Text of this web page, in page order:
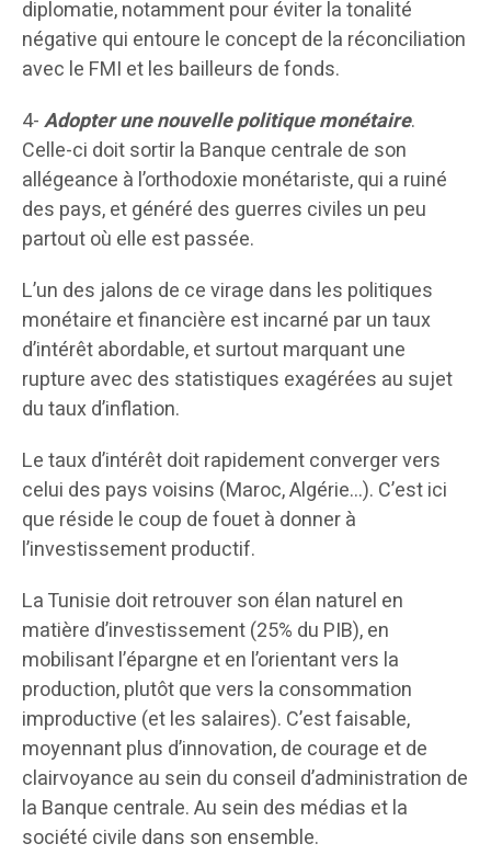
diplomatie, notamment pour éviter la tonalité
négative qui entoure le concept de la réconciliation
avec le FMI et les bailleurs de fonds.
4-Adopter une nouvelle politique monétaire.
Celle-ci doit sortir la Banque centrale de son
allégeance à l’orthodoxie monétariste, qui a ruiné
des pays, et généré des guerres civiles un peu
partout où elle est passée.
L’un des jalons de ce virage dans les politiques
monétaire et financière est incarné par un taux
d’intérêt abordable, et surtout marquant une
rupture avec des statistiques exagérées au sujet
du taux d’inflation.
Le taux d’intérêt doit rapidement converger vers
celui des pays voisins (Maroc, Algérie…). C’est ici
que réside le coup de fouet à donner à
l’investissement productif.
La Tunisie doit retrouver son élan naturel en
matière d’investissement (25% du PIB), en
mobilisant l’épargne et en l’orientant vers la
production, plutôt que vers la consommation
improductive (et les salaires). C’est faisable,
moyennant plus d’innovation, de courage et de
clairvoyance au sein du conseil d’administration de
la Banque centrale. Au sein des médias et la
société civile dans son ensemble.